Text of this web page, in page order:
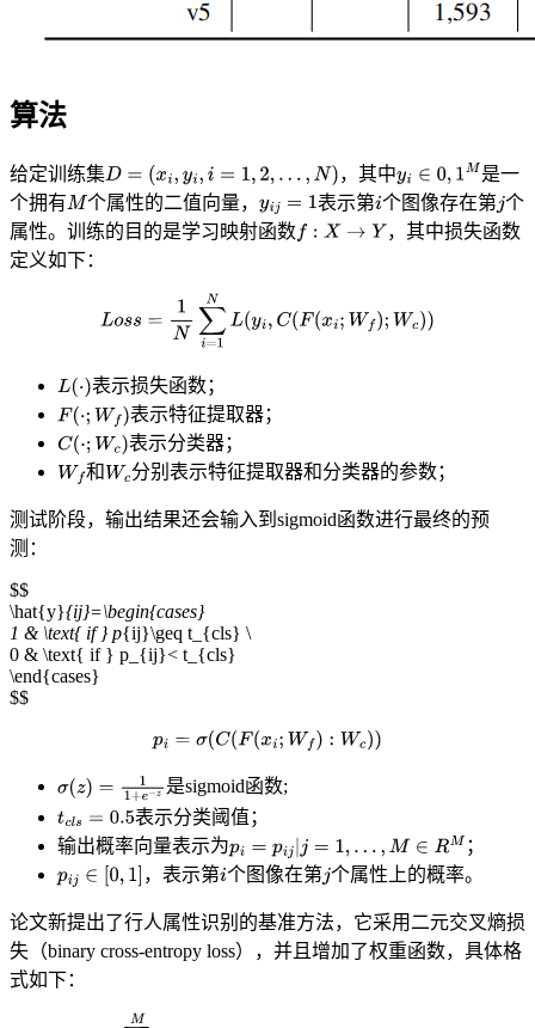
算法
给定训练集 ，其中
是一
个拥有
个属性的二值向量， 表示第 个图像存在第 个
属性。训练的目的是学习映射函数
，其中损失函数
定义如下：
表示损失函数；
表示特征提取器；
表示分类器；
和
分别表示特征提取器和分类器的参数；
测试阶段，输出结果还会输入到sigmoid函数进行最终的预
测：
$$
\hat{y}{ij}=\begin{cases}
1 & \text{ if } p{ij}\geq t_{cls} \
0 & \text{ if } p_{ij}< t_{cls}
\end{cases}
$$
是sigmoid函数;
表示分类阈值；
输出概率向量表示为
；
，表示第 个图像在第 个属性上的概率。
论文新提出了行人属性识别的基准方法，它采用二元交叉熵损
失（binary cross-entropy loss），并且增加了权重函数，具体格
式如下：